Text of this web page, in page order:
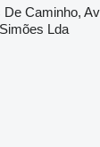
Caminho,
Lda